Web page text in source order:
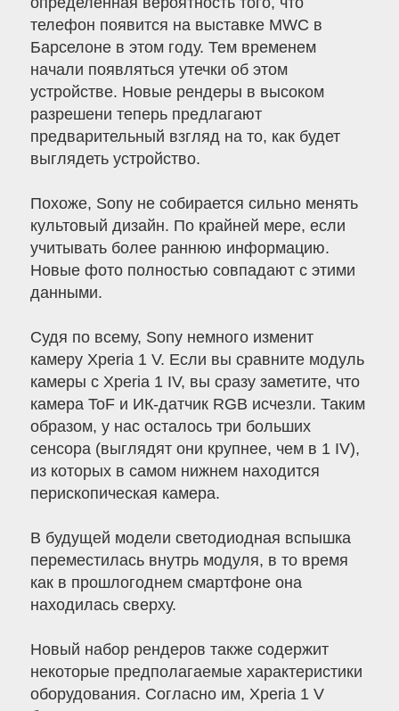
телефон появится на выставке MWC в
Барселоне в этом году. Тем временем
начали появляться утечки об этом
устройстве. Новые рендеры в высоком
разрешени теперь предлагают
предварительный взгляд на то, как будет
выглядеть устройство.
Похоже, Sony не собирается сильно менять
культовый дизайн. По крайней мере, если
учитывать более раннюю информацию.
Новые фото полностью совпадают с этими
данными.
Судя по всему, Sony немного изменит
камеру Xperia 1 V. Если вы сравните модуль
камеры с Xperia 1 IV, вы сразу заметите, что
камера ToF и ИК-датчик RGB исчезли. Таким
образом, у нас осталось три больших
сенсора (выглядят они крупнее, чем в 1 IV),
из которых в самом нижнем находится
перископическая камера.
В будущей модели светодиодная вспышка
переместилась внутрь модуля, в то время
как в прошлогоднем смартфоне она
находилась сверху.
Новый набор рендеров также содержит
некоторые предполагаемые характеристики
оборудования. Согласно им, Xperia 1 V